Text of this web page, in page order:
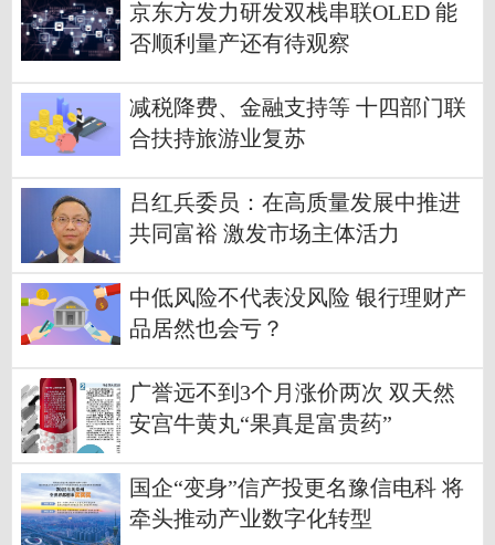
京东方发力研发双栈串联OLED 能
否顺利量产还有待观察
减税降费、金融支持等 十四部门联
合扶持旅游业复苏
吕红兵委员：在高质量发展中推进
共同富裕 激发市场主体活力
中低风险不代表没风险 银行理财产
品居然也会亏？
广誉远不到3个月涨价两次 双天然
安宫牛黄丸“果真是富贵药”
国企“变身”信产投更名豫信电科 将
牵头推动产业数字化转型